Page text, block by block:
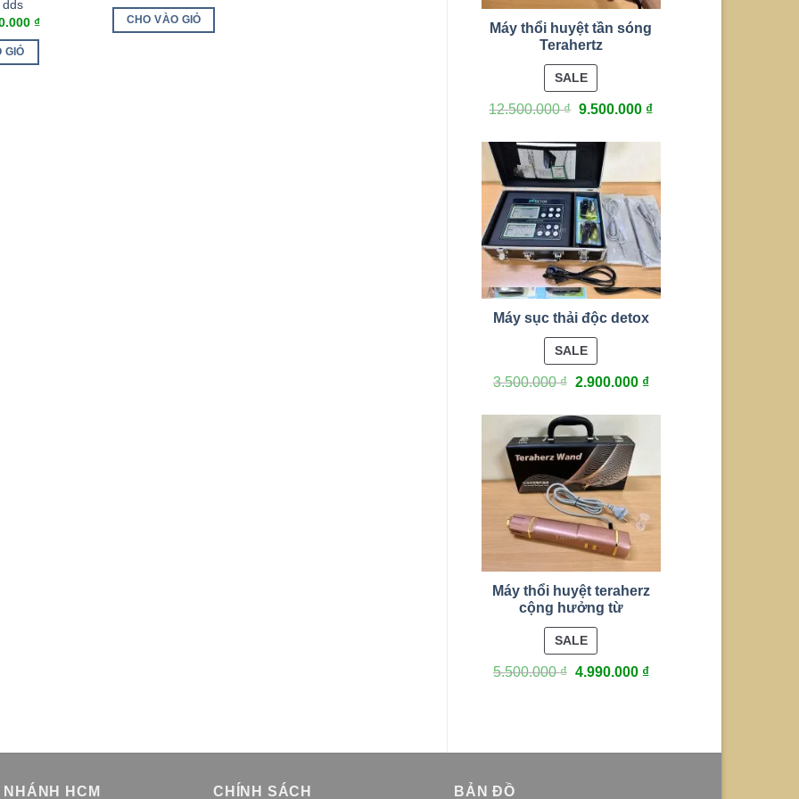
Máy thổi huyệt tần sóng
Terahertz
SALEPRODUCT
ON
SALE
12.500.000₫ 9.500.000 ₫
Máy sục thải độc detox
SALEPRODUCT
ON
SALE
3.500.000₫ 2.900.000 ₫
Máy thổi huyệt teraherz
cộng hưởng từ
SALEPRODUCT
ON
SALE
5.500.000₫ 4.990.000 ₫
dds
₫
GIỎ
CHO VÀO GIỎ
125.000₫ 75.000₫
CHO VÀO GIỎ
NHÁNH HCM CHÍNH SÁCH BẢN ĐỒ